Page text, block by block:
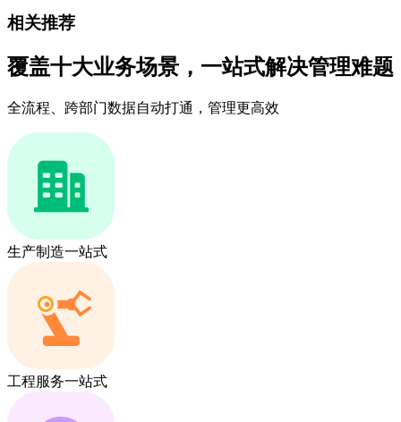
相关推荐
覆盖十大业务场景，一站式解决管理难题
全流程、跨部门数据自动打通，管理更高效
生产制造一站式
工程服务一站式